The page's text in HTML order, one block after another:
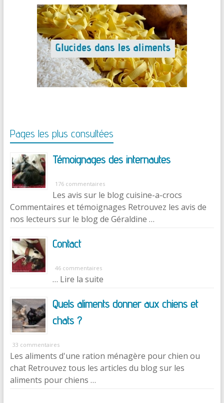
Pages les plus consultées
Témoignages des internautes
176 commentaires
Les avis sur le blog cuisine-a-crocs
Commentaires et témoignages Retrouvez les avis de
nos lecteurs sur le blog de Géraldine …
Contact
46 commentaires
… Lire la suite
Quels aliments donner aux chiens et
chats ?
33 commentaires
Les aliments d'une ration ménagère pour chien ou
chat Retrouvez tous les articles du blog sur les
aliments pour chiens …